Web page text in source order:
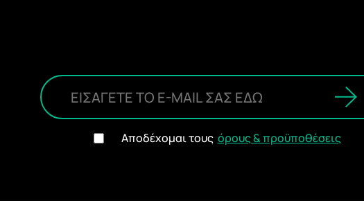
Αποδέχομαι τους όρους & προϋποθέσεις